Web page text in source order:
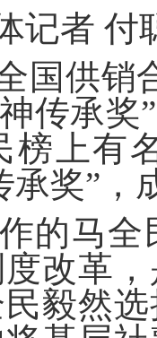
记者 付
国供销
传承
榜上有
承奖”
的马
改革
毅然